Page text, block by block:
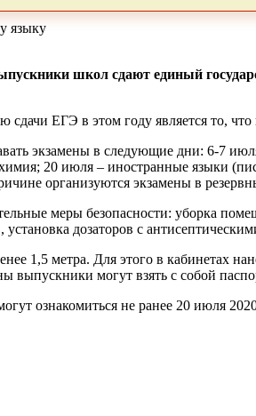
языку
школ сдают единый
ЕГЭ в этом году является то,
экзамены в следующие дни: 6-7
20 июля – иностранные языки
организуются экзамены в
меры безопасности: уборка
установка дозаторов с
1,5 метра. Для этого в кабинетах
выпускники могут взять с собой
ознакомиться не ранее 20 июля